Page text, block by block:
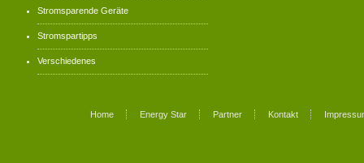
Stromsparende Geräte
Stromspartipps
Verschiedenes
Home Energy Star Partner Kontakt